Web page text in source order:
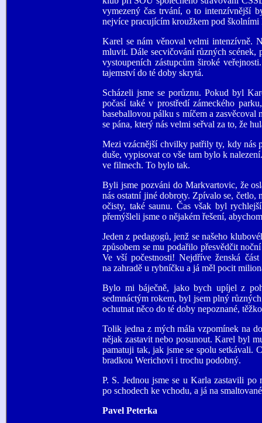
vymezený čas trvání, o to intenzívnější
nejvíce pracujícím kroužkem pod školními
Karel se nám věnoval velmi intenzívně.
mluvit. Dále secvičování různých scének,
vystoupeních zástupcům široké
tajemství do té doby skrytá.
Scházeli jsme se porůznu. Pokud byl
počasí také v prostředí zámeckého
baseballovou pálku s míčem a
se pána, který nás velmi seřval za to, že
Mezi vzácnější chvilky patřily ty, kdy nás
duše, vypisovat co vše tam bylo k
ve filmech. To bylo tak.
Byli jsme pozváni do Markvartovic, že
nás ostatní jiné dobroty. Zpívalo se, četlo,
očisty, také saunu. Čas však byl
přemýšleli jsme o nějakém řešení,
Jeden z pedagogů, jenž se našeho
způsobem se mu podařilo přesvědčit
Ve vší počestnosti! Nejdříve ženská
na zahradě u rybníčku a já měl pocit
Bylo mi báječně, jako bych upíjel z
sedmnáctým rokem, byl jsem plný
ochutnat něco do té doby nepoznané,
Tolik jedna z mých mála vzpomínek na
nějak zastavit nebo posunout. Karel byl
pamatuji tak, jak jsme se spolu setkávali.
bradkou Werichovi i trochu podobný.
P. S. Jednou jsme se u Karla zastavili
po schodech ke vchodu, a já na
Pavel Peterka